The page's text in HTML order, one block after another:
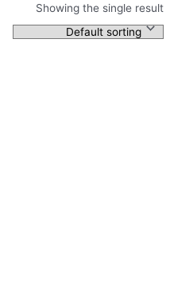
Showing the single result